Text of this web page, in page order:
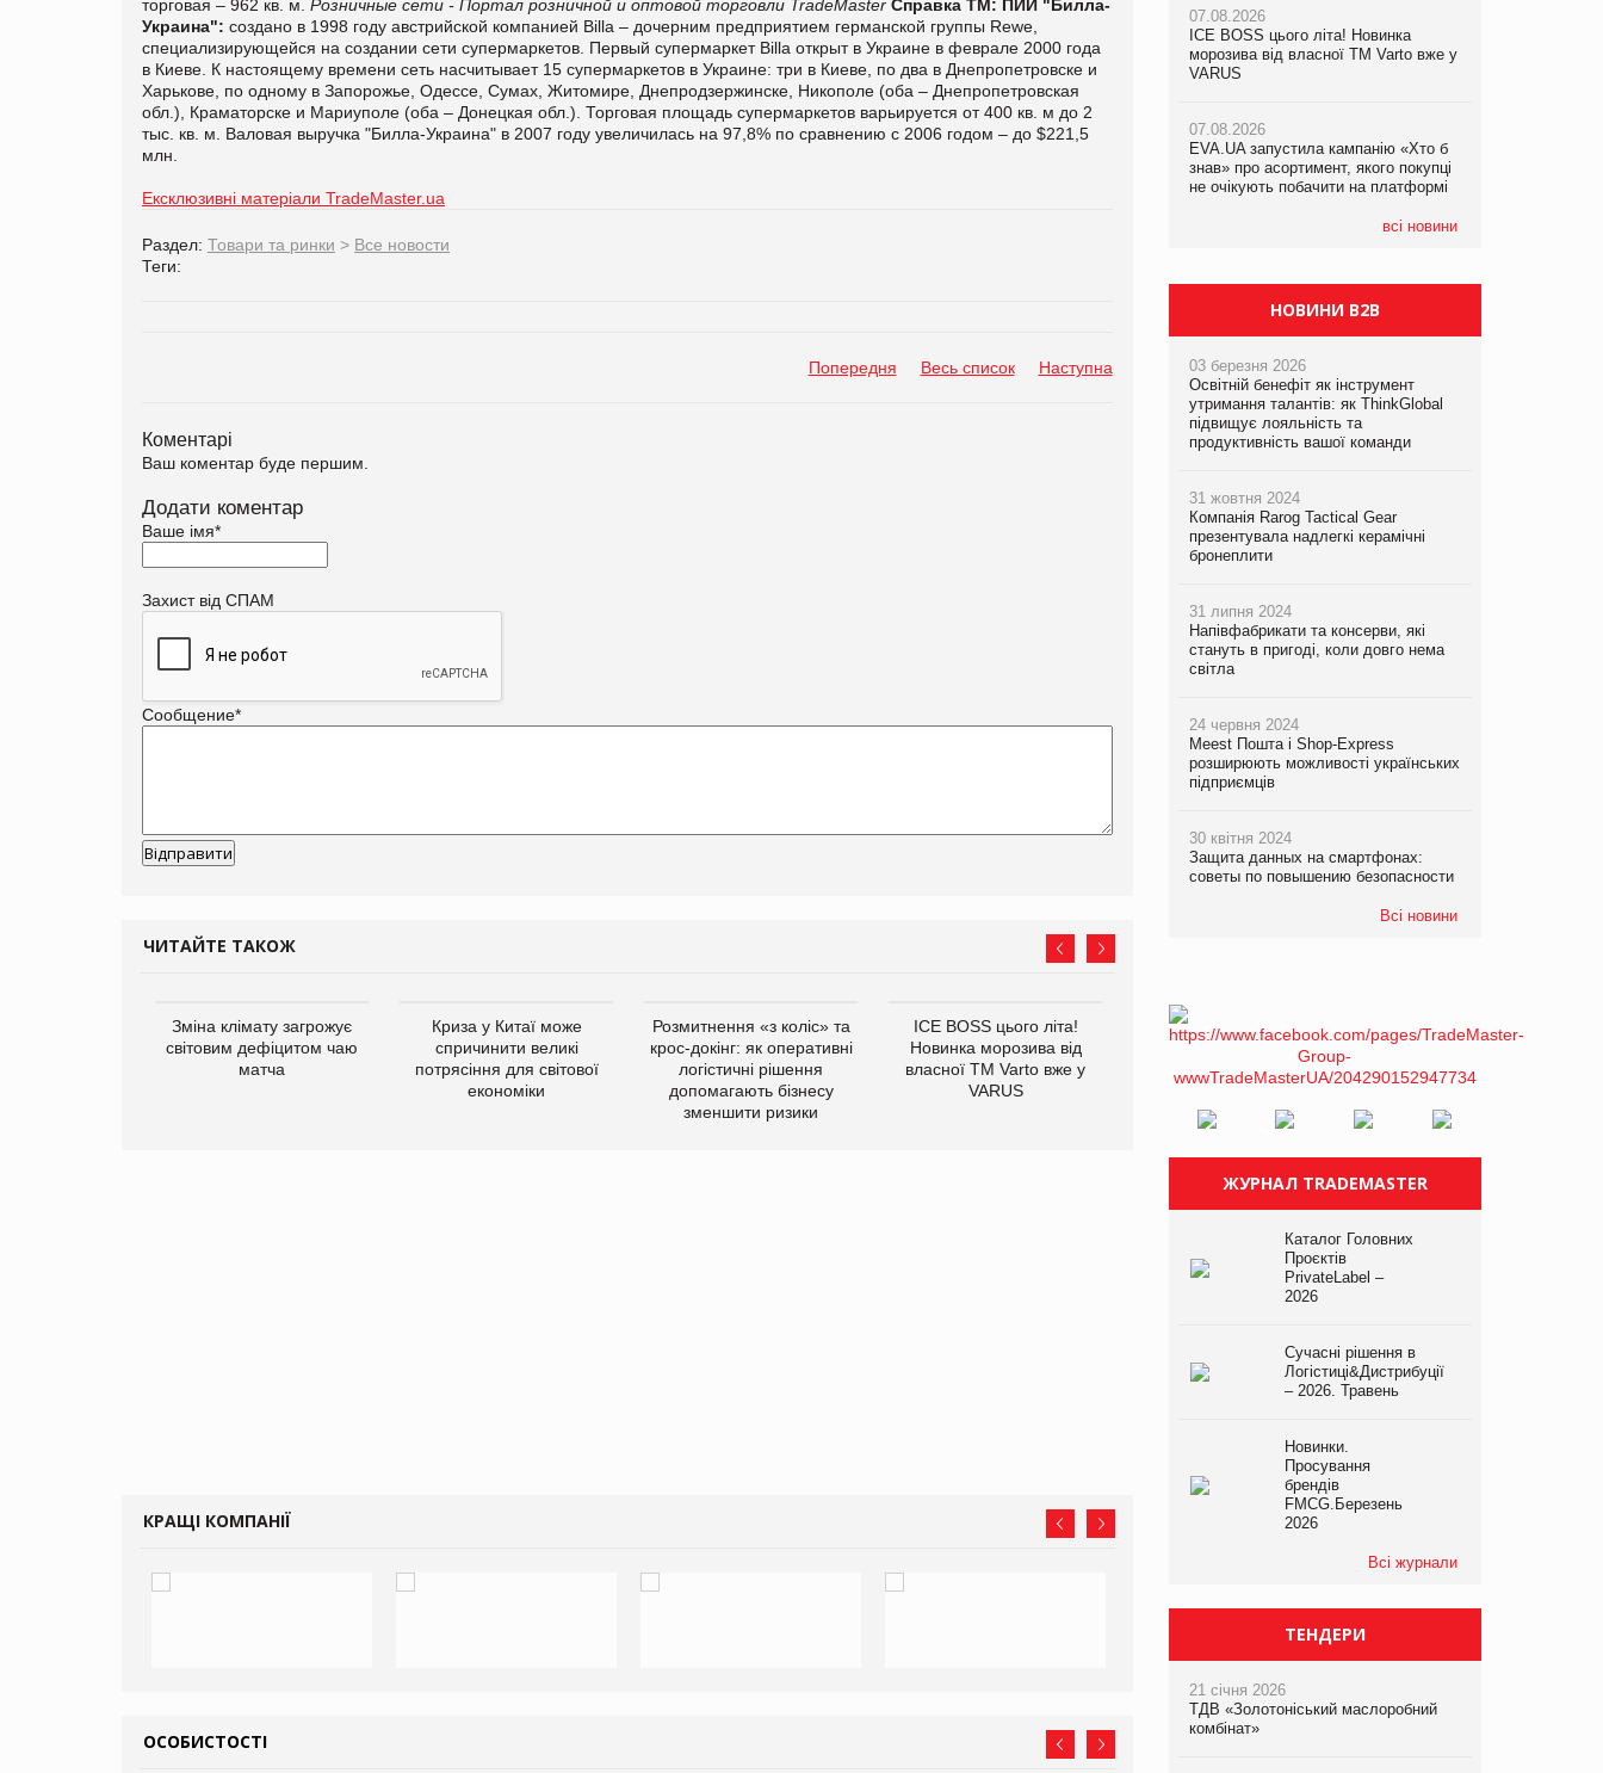
торговая – 962 кв. м. Розничные сети - Портал розничной и оптовой торговли TradeMaster Справка ТМ: ПИИ "Билла-
Украина": создано в 1998 году австрийской компанией Billa – дочерним предприятием германской группы Rewe,
специализирующейся на создании сети супермаркетов. Первый супермаркет Billa открыт в Украине в феврале 2000 года
в Киеве. К настоящему времени сеть насчитывает 15 супермаркетов в Украине: три в Киеве, по два в Днепропетровске и
Харькове, по одному в Запорожье, Одессе, Сумах, Житомире, Днепродзержинске, Никополе (оба – Днепропетровская
обл.), Краматорске и Мариуполе (оба – Донецкая обл.). Торговая площадь супермаркетов варьируется от 400 кв. м до 2
тыс. кв. м. Валовая выручка "Билла-Украина" в 2007 году увеличилась на 97,8% по сравнению с 2006 годом – до $221,5
млн.
Ексклюзивні матеріали TradeMaster.ua
Раздел: Товари та ринки > Все новости
Теги:
Попередня Весь список Наступна
Коментарі
Ваш коментар буде першим.
Додати коментар
Ваше імя*
Захист від СПАМ
Сообщение*
ЧИТАЙТЕ ТАКОЖ
Зміна клімату загрожує
світовим дефіцитом чаю
матча
Криза у Китаї може
спричинити великі
потрясіння для світової
економіки
Розмитнення «з коліс» та
крос-докінг: як оперативні
логістичні рішення
допомагають бізнесу
зменшити ризики
ICE BOSS цього літа!
Новинка морозива від
власної ТМ Varto вже у
VARUS
EVA.UA запустила
кампанію «Хто б знав» про
асортимент, якого покупці
платформі
Kraft Heinz скоротила
збиток у першому півріччі
КРАЩІ КОМПАНІЇ
ОСОБИСТОСТІ
07.08.2026
ICE BOSS цього літа! Новинка
морозива від власної ТМ Varto вже у
VARUS
07.08.2026
EVA.UA запустила кампанію «Хто б
знав» про асортимент, якого покупці
не очікують побачити на платформі
всі новини
07.08.2026
ICE BOSS цього літа! Новинка
морозива від власної ТМ Varto вже у
VARUS
07.08.2026
EVA.UA запустила кампанію «Хто б
знав» про асортимент, якого покупці
не очікують побачити на платформі
07.08.2026
Франція заборонила рекламні дзвінки
НОВИНИ B2B
03 березня 2026
Освітній бенефіт як інструмент
утримання талантів: як ThinkGlobal
підвищує лояльність та
продуктивність вашої команди
31 жовтня 2024
Компанія Rarog Tactical Gear
презентувала надлегкі керамічні
бронеплити
31 липня 2024
Напівфабрикати та консерви, які
стануть в пригоді, коли довго нема
світла
24 червня 2024
Meest Пошта і Shop-Express
розширюють можливості українських
підприємців
30 квітня 2024
Защита данных на смартфонах:
советы по повышению безопасности
Всі новини
ЖУРНАЛ TRADEMASTER
Каталог Головних
Проєктів
PrivateLabel –
2026
Сучасні рішення в
Логістиці&Дистрибуції
– 2026. Травень
Новинки.
Просування
брендів
FMCG.Березень
2026
Всі журнали
ТЕНДЕРИ
21 січня 2026
ТДВ «Золотоніський маслоробний
комбінат»